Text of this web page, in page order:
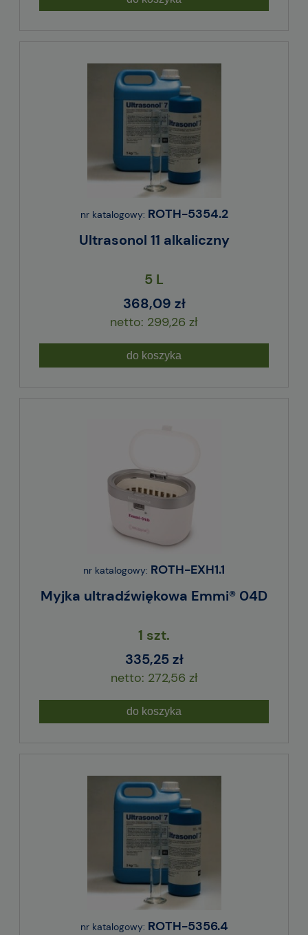
nr katalogowy: ROTH-5354.2
Ultrasonol 11 alkaliczny
5 L
368,09 zł
299,26 zł
do koszyka
nr katalogowy: ROTH-EXH1.1
Myjka ultradźwiękowa Emmi® 04D
1 szt.
335,25 zł
272,56 zł
do koszyka
nr katalogowy: ROTH-5356.4